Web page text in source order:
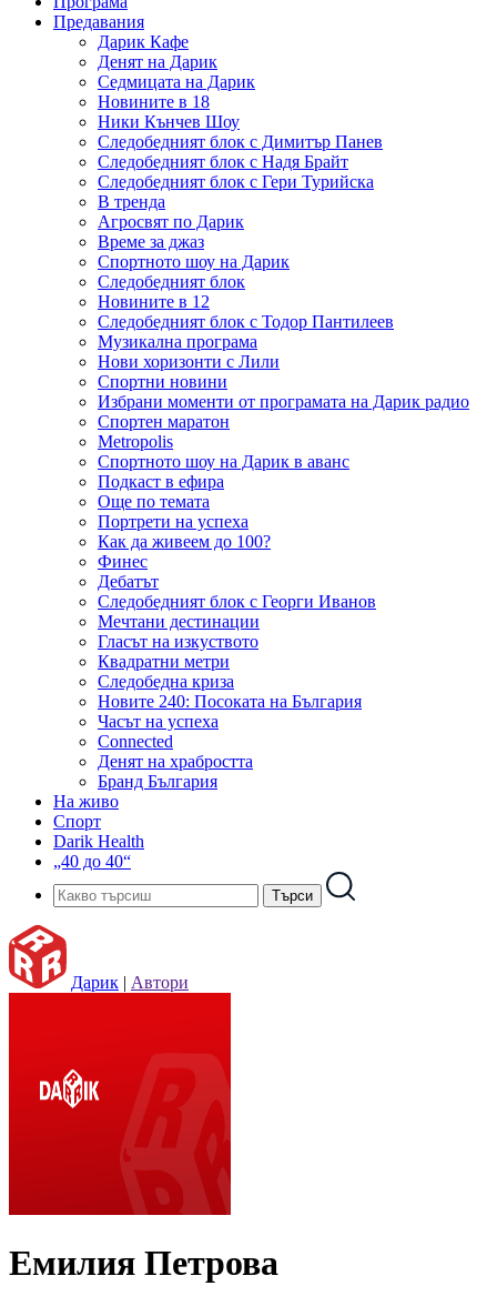
Предавания
Дарик Кафе
Денят на Дарик
Седмицата на Дарик
Новините в 18
Ники Кънчев Шоу
Следобедният блок с Димитър Панев
Следобедният блок с Надя Брайт
Следобедният блок с Гери Турийска
В тренда
Агросвят по Дарик
Време за джаз
Спортното шоу на Дарик
Следобедният блок
Новините в 12
Следобедният блок с Тодор Пантилеев
Музикална програма
Нови хоризонти с Лили
Спортни новини
Избрани моменти от програмата на Дарик радио
Спортен маратон
Metropolis
Спортното шоу на Дарик в аванс
Подкаст в ефира
Още по темата
Портрети на успеха
Как да живеем до 100?
Финес
Дебатът
Следобедният блок с Георги Иванов
Мечтани дестинации
Гласът на изкуството
Квадратни метри
Следобедна криза
Новите 240: Посоката на България
Часът на успеха
Connected
Денят на храбростта
Бранд България
На живо
Спорт
Darik Health
„40 до 40“
Дарик | Автори
Емилия Петрова